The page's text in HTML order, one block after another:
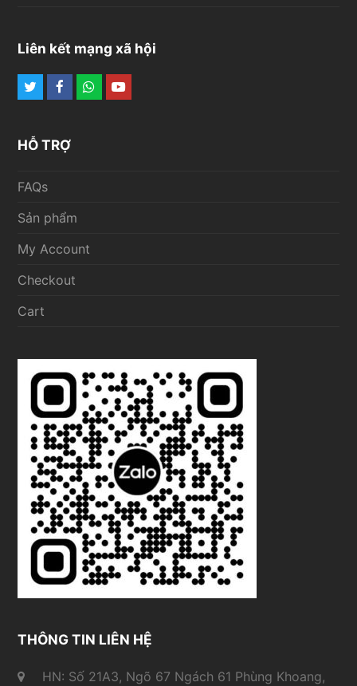
Liên kết mạng xã hội
TwitterFacebook
Whatsapp
Youtube
HỖ TRỢ
FAQs
Sản phẩm
My Account
Checkout
Cart
THÔNG TIN LIÊN HỆ
HN: Số 21A3, Ngõ 67 Ngách 61 Phùng Khoang,